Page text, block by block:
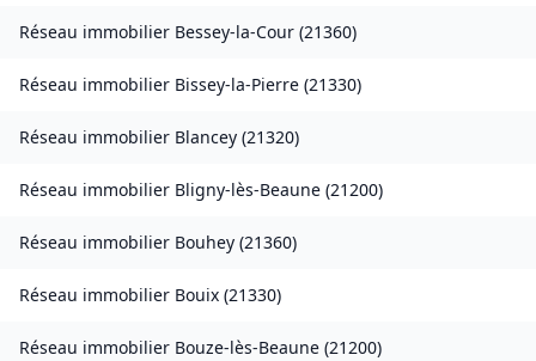
Réseau immobilier Bessey-la-Cour (21360)
Réseau immobilier Bissey-la-Pierre (21330)
Réseau immobilier Blancey (21320)
Réseau immobilier Bligny-lès-Beaune (21200)
Réseau immobilier Bouhey (21360)
Réseau immobilier Bouix (21330)
Réseau immobilier Bouze-lès-Beaune (21200)